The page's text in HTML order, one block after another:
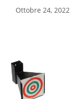
Ottobre 24, 2022